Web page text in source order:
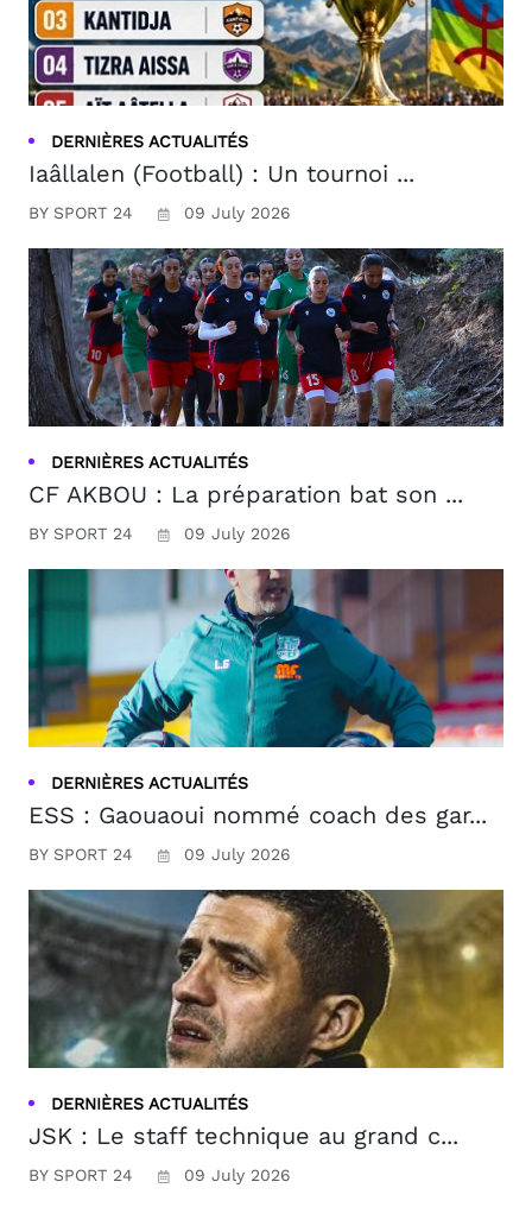
DERNIÈRES ACTUALITÉS
Iaâllalen (Football) : Un tournoi ...
BY SPORT 24 09 July 2026
DERNIÈRES ACTUALITÉS
CF AKBOU : La préparation bat son ...
BY SPORT 24 09 July 2026
DERNIÈRES ACTUALITÉS
ESS : Gaouaoui nommé coach des gar...
BY SPORT 24 09 July 2026
DERNIÈRES ACTUALITÉS
JSK : Le staff technique au grand c...
BY SPORT 24 09 July 2026